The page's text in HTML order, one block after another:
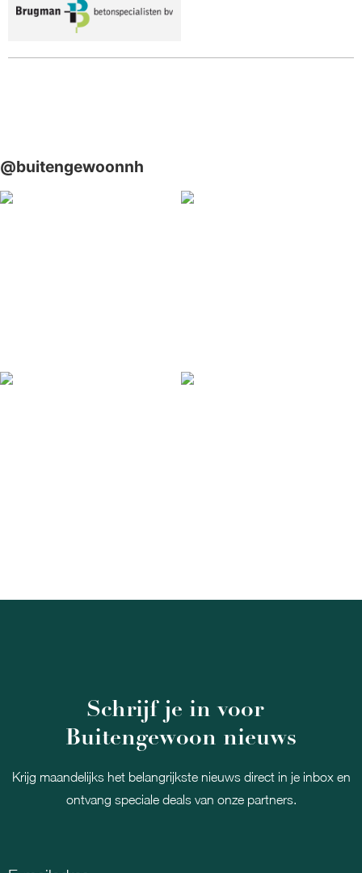
Schrijf je in voor
Buitengewoon nieuws
Krijg maandelijks het belangrijkste nieuws direct in je inbox en
ontvang speciale deals van onze partners.